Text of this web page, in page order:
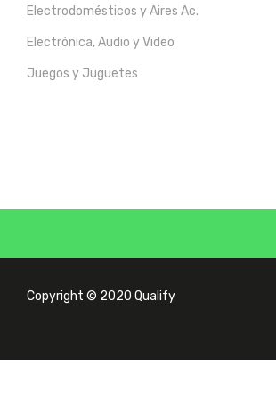
Electrodomésticos y Aires Ac.
Electrónica, Audio y Video
Juegos y Juguetes
Copyright © 2020 Qualify